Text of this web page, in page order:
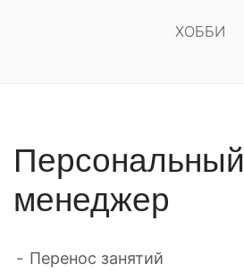
ХОББИ
Персональный
менеджер
Перенос занятий